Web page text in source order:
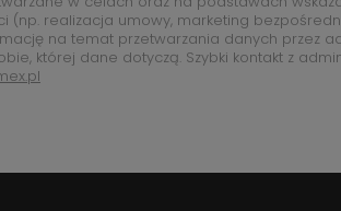
(np. realizacja umowy, marketing
na temat przetwarzania danych przez
której dane dotyczą. Szybki kontakt z